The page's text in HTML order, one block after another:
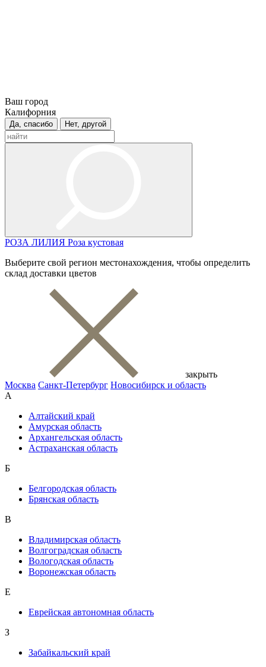
Ваш город
Калифорния
Да, спасибо Нет, другой
РОЗА ЛИЛИЯ Роза кустовая
Выберите свой регион местонахождения, чтобы определить
склад доставки цветов
закрыть
Москва Санкт-Петербург Новосибирск и область
А
Алтайский край
Амурская область
Архангельская область
Астраханская область
Б
Белгородская область
Брянская область
В
Владимирская область
Волгоградская область
Вологодская область
Воронежская область
Е
Еврейская автономная область
З
Забайкальский край